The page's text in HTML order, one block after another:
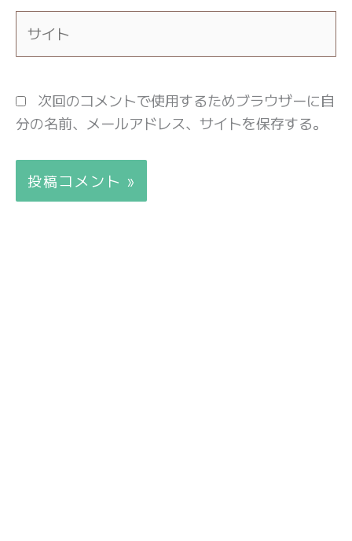
*
次回のコメントで使用するためブラウザーに自
分の名前、メールアドレス、サイトを保存する。